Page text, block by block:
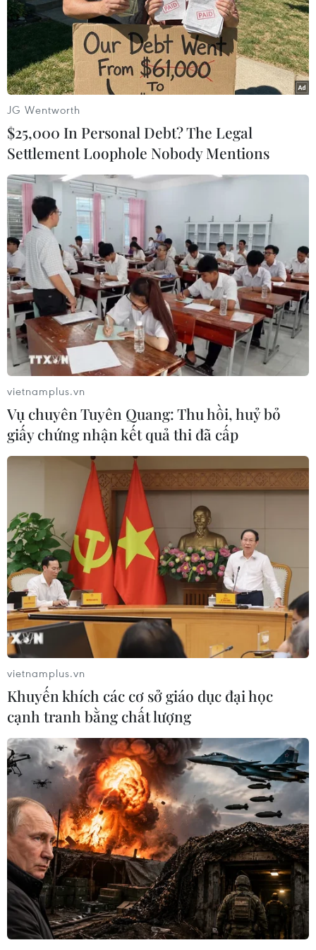
Gấu được rèn luyện bản năng tự nhiên qua các trò chơi hàng
ngày. (Nguồn ảnh: ENV cung cấp)
(Vietnam+)
#Phim ngắn về gấu
#Trung tâm cứu hộ gấu
#Nuôi nhốt gấu lấy mật
#Khu bán tự nhiên
#Chuyển giao gấu
TP. Hà Nội
Lâm Đồng
Ninh Bình
Phú Thọ Vĩnh Phúc
Theo dõi VietnamPlus
TIN LIÊN QUAN
JG Wentworth
$25,000 In Personal Debt? The Legal
Settlement Loophole Nobody Mentions
vietnamplus.vn
Vụ chuyên Tuyên Quang: Thu hồi, huỷ bỏ
giấy chứng nhận kết quả thi đã cấp
vietnamplus.vn
Khuyến khích các cơ sở giáo dục đại học
cạnh tranh bằng chất lượng